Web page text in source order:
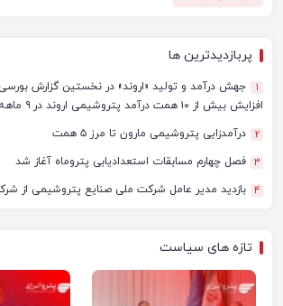
پربازدیدترین ها
1
جهش درآمد و تولید «اروند» در نخستین گزارش
افزایش بیش از ۱۰ همت درآمد پتروشیمی اروند در ۹ ماهه ۱۴۰۴
2 درآمدزایی پتروشیمی مارون تا مرز ۵ همت
3 فصل چهارم مسابقات استعدادیابی پتروماه آغاز شد
4 بازدید مدیر عامل شرکت ملی صنایع پتروشیمی از
تازه های سیاست